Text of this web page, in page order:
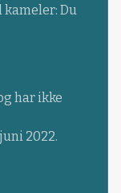
Du
har ikke
2022.